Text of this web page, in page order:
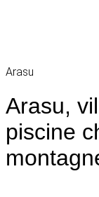
Arasu
Arasu,
piscine